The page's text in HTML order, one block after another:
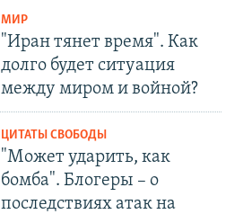
МИР
"Иран тянет время". Как
долго будет ситуация
между миром и войной?
ЦИТАТЫ СВОБОДЫ
"Может ударить, как
бомба". Блогеры – о
последствиях атак на